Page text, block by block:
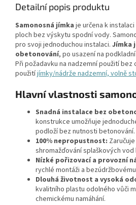
Detailní popis produktu
Samonosná jímka je určena k
ploch bez výskytu spodní vody.
pro svoji jednoduchou instalaci. Jímka
obetonování, po usazení na
Při požadavku na nadzemní použití
použitíjímky/nádrže nadzemní, volně
Hlavní vlastnosti
Snadná instalace bez
konstrukce umožňuje
podloží bez nutnosti betonování.
100% nepropustnost:
shromažďování splaškových
Nízké pořizovací a provozní
rychlé montáži a
Dlouhá životnost a vysoká
kvalitního plastu odolného vůči
chemickému namáhání.